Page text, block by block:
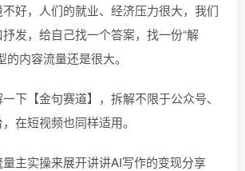
好，人们的就业、经济压力很大，我们
发，给自己找一个答案，找一份“解
的内容流量还是很大。
下【金句赛道】，拆解不限于公众号、
在短视频也同样适用。
主实操来展开讲讲AI写作的变现分享